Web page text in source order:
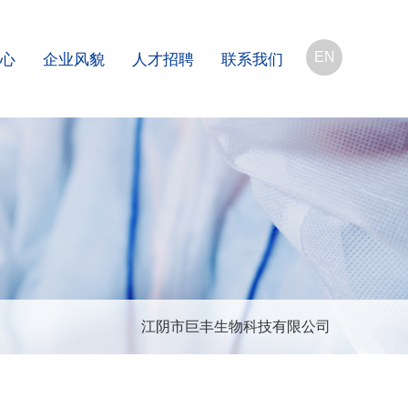
企业风貌 人才招聘 联系我们 EN
江阴市巨丰生物科技有限公司